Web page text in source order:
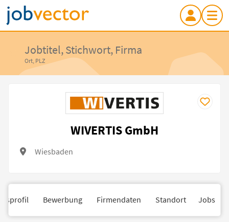
Jobtitel, Stichwort, Firma
Ort, PLZ
WIVERTIS GmbH
Wiesbaden
Bewerbung Firmendaten Standort Jobs